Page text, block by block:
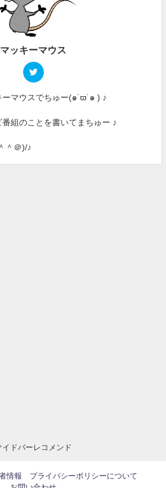
マッキーマウス
ーマウスでちゅー(๑˙ϖ˙๑ ) ♪
組のことを書いてまちゅー ♪
＾＠)/♪
イドバーレコメンド
情報
プライバシーポリシーについて